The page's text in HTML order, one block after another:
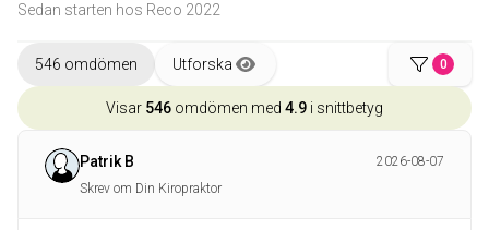
Sedan starten hos Reco 2022
546 omdömen Utforska 0
Visar 546 omdömen med 4.9 i snittbetyg
Patrik B
2026-08-07
Skrev om Din Kiropraktor